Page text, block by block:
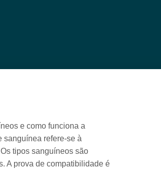
e como funciona a
sanguínea refere-se à
tipos sanguíneos são
A prova de compatibilidade é